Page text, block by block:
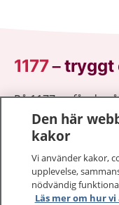
1177–tryggt
På 1177.se får du
sjukdomar och
Logga in för att
1177 ger dig råd
Den här
kakor
Vi använder kakor,
upplevelse,
nödvändig
Läs mer om hur